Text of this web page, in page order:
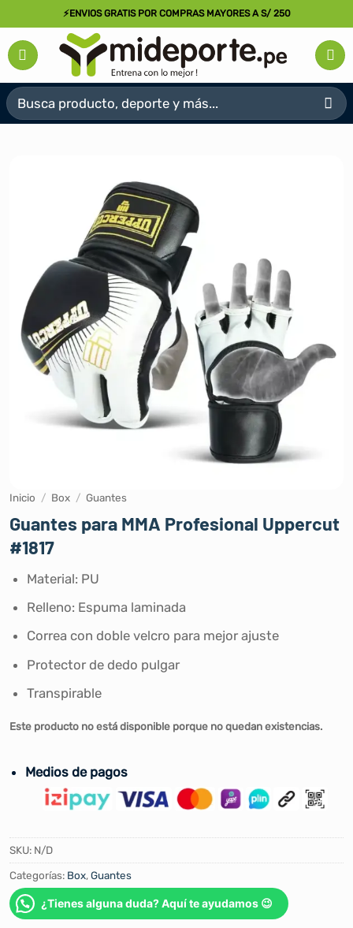
al
contenido
⚡ENVIOS GRATIS POR COMPRAS MAYORES A S/ 250
Buscar
por:
Inicio / Box / Guantes
Guantes para MMA Profesional Uppercut
#1817
Material: PU
Relleno: Espuma laminada
Correa con doble velcro para mejor ajuste
Protector de dedo pulgar
Transpirable
Este producto no está disponible porque no quedan existencias.
Medios de pagos
SKU: N/D
Categorías: Box,Guantes
¿Tienes alguna duda? Aquí te ayudamos 😉